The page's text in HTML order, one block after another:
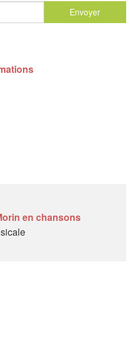
en chansons